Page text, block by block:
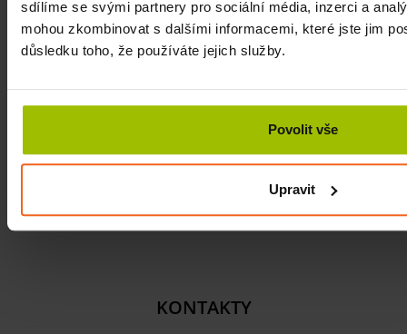
sdílíme se svými partnery pro sociální média, inzerci a
mohou zkombinovat s dalšími informacemi, které jste jim
důsledku toho, že používáte jejich služby.
Povolit vše
Upravit
Více
i maraton
Jak se připravit na běžecký závod? Na co
dávat pozor při maratonu? Co dělat po
odpoví náš článe…
KONTAKTY